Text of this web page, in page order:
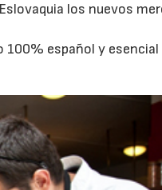
los nuevos
español y esencial